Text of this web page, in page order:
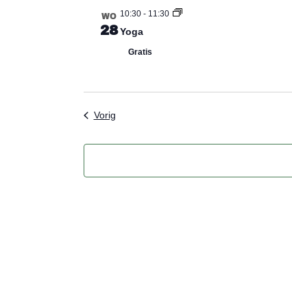
WO
28
10:30- 11:30
Yoga
Gratis
VorigEvenementen